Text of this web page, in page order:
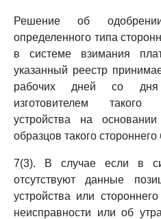
Решение об
определенного типа
в системе взимания
указанный реестр
рабочих дней со дня
изготовителем такого
устройства на
образцов такого стороннего
7(3). В случае если в
отсутствуют данные
устройства или
неисправности или об